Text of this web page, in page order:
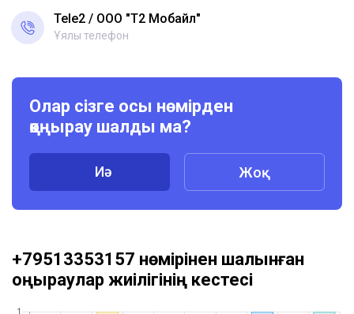
Tele2 ООО "Т2 Мобайл"
Ұялы телефон
Олар сізге осы нөмірден
қоңырау шалды ма?
Иә Жоқ
+79513353157 нөмірінен шалынған
қоңыраулар жиілігінің кестесі